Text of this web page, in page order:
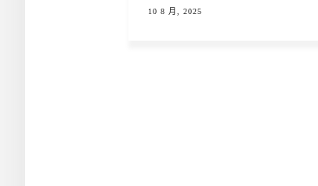
10 8 月, 2025